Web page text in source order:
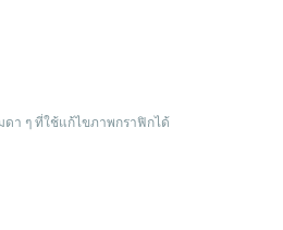
ดา ๆ ที่ใช้แก้ไขภาพกราฟิกได้